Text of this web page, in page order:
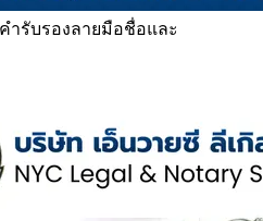
ำรับรองลายมือชื่อและ